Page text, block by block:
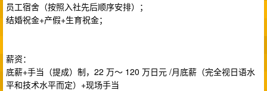
员工宿舍（按照入社先后顺序安排）；
结婚祝金+产假+生育祝金；
薪资：
底薪+手当（提成）制，22 万～ 120 万日元 /月底薪（完全视日语水
平和技术水平而定）+现场手当